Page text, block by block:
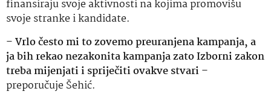
finansiraju svoje aktivnosti na kojima promovišu
svoje stranke i kandidate.
–Vrlo često mi to zovemo preuranjena kampanja, a
ja bih rekao nezakonita kampanja zato Izborni zakon
treba mijenjati i spriječiti ovakve stvari–
preporučuje Šehić.